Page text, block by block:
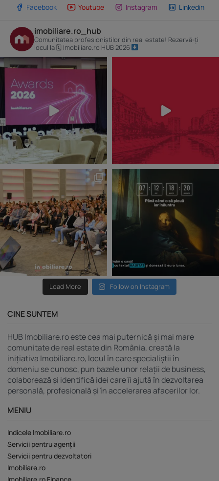
Facebook Youtube Instagram Linkedin
imobiliare.ro_hub
Comunitatea profesioniștilor din real estate! Rezervă-ți
locul la 🗓 Imobiliare.ro HUB 2026
Load More Follow on Instagram
CINE SUNTEM
HUB Imobiliare.ro este cea mai puternică și mai mare
comunitate de real estate din România, creată la
inițiativa Imobiliare.ro, locul în care specialiștii în
domeniu se cunosc, pun bazele unor relații de business,
colaborează și identifică idei care îi ajută în dezvoltarea
personală, profesională și în accelerarea afacerilor lor.
MENIU
Indicele Imobiliare.ro
Servicii pentru agenții
Servicii pentru dezvoltatori
Imobiliare.ro